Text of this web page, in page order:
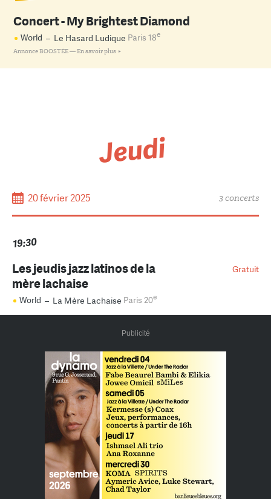
Concert - My Brightest Diamond
World – Le Hasard Ludique Paris 18e
Annonce BOOSTÉE —En savoir plus
Jeudi
20 février 2025 3 concerts
19:30
Gratuit
Les jeudis jazz latinos de la
mère lachaise
World – La Mère Lachaise Paris 20e
Publicité